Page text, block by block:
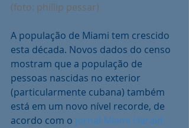
(foto: phillip pessar)
A população de Miami tem crescido
esta década. Novos dados do censo
mostram que a população de
pessoas nascidas no exterior
(particularmente cubana) também
está em um novo nível recorde, de
acordo com o jornal Miami Herald.